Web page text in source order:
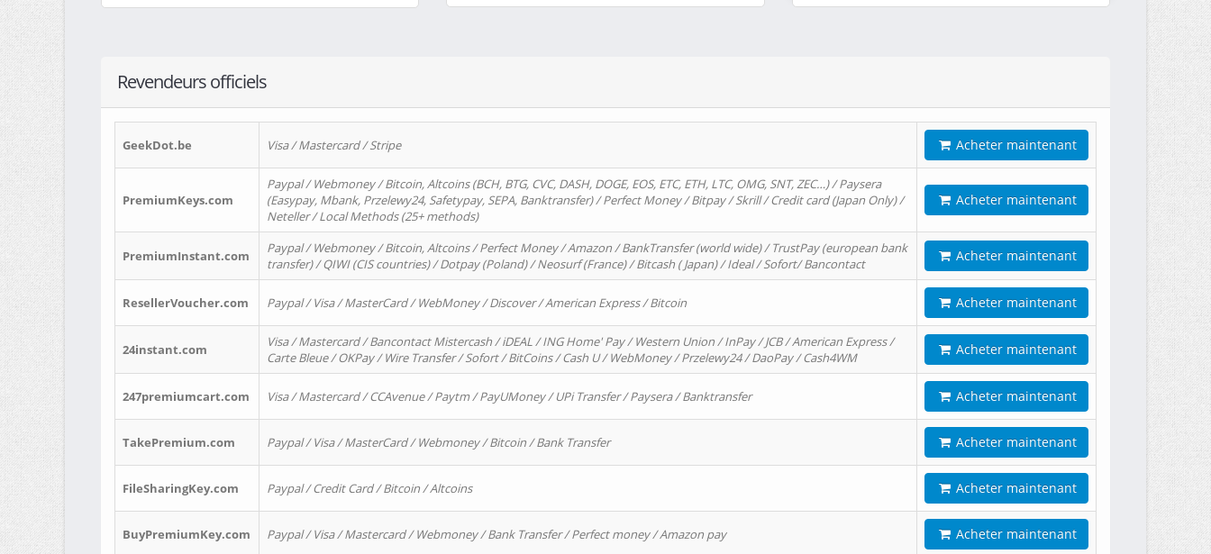
Revendeurs officiels
GeekDot.be Visa / Mastercard / Stripe Acheter maintenant
PremiumKeys.com
Paypal / Webmoney / Bitcoin, Altcoins (BCH, BTG, CVC, DASH, DOGE, EOS, ETC, ETH, LTC, OMG, SNT, ZEC…) / Paysera
(Easypay, Mbank, Przelewy24, Safetypay, SEPA, Banktransfer) / Perfect Money / Bitpay / Skrill / Credit card (Japan Only) /
Neteller / Local Methods (25+ methods)
Acheter maintenant
PremiumInstant.com
Paypal / Webmoney / Bitcoin, Altcoins / Perfect Money / Amazon / BankTransfer (world wide) / TrustPay (european bank
transfer) / QIWI (CIS countries) / Dotpay (Poland) / Neosurf (France) / Bitcash ( Japan) / Ideal / Sofort/ Bancontact
Acheter maintenant
ResellerVoucher.com Paypal / Visa / MasterCard / WebMoney / Discover / American Express / Bitcoin Acheter maintenant
24instant.com
Visa / Mastercard / Bancontact Mistercash / iDEAL / ING Home' Pay / Western Union / InPay / JCB / American Express /
Carte Bleue / OKPay / Wire Transfer / Sofort / BitCoins / Cash U / WebMoney / Przelewy24 / DaoPay / Cash4WM
Acheter maintenant
247premiumcart.com Visa / Mastercard / CCAvenue / Paytm / PayUMoney / UPi Transfer / Paysera / Banktransfer Acheter maintenant
TakePremium.com Paypal / Visa / MasterCard / Webmoney / Bitcoin / Bank Transfer Acheter maintenant
FileSharingKey.com Paypal / Credit Card / Bitcoin / Altcoins Acheter maintenant
BuyPremiumKey.com Paypal / Visa / Mastercard / Webmoney / Bank Transfer / Perfect money / Amazon pay Acheter maintenant